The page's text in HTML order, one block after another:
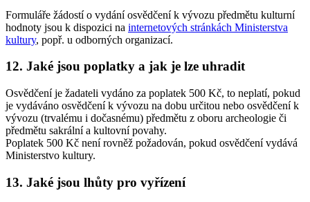
Formuláře žádostí o vydání osvědčení k vývozu předmětu kulturní
hodnoty jsou k dispozici na internetových stránkách Ministerstva
kultury, popř. u odborných organizací.
12. Jaké jsou poplatky a jak je lze uhradit
Osvědčení je žadateli vydáno za poplatek 500 Kč, to neplatí, pokud
je vydáváno osvědčení k vývozu na dobu určitou nebo osvědčení k
vývozu (trvalému i dočasnému) předmětu z oboru archeologie či
předmětu sakrální a kultovní povahy.
Poplatek 500 Kč není rovněž požadován, pokud osvědčení vydává
Ministerstvo kultury.
13. Jaké jsou lhůty pro vyřízení